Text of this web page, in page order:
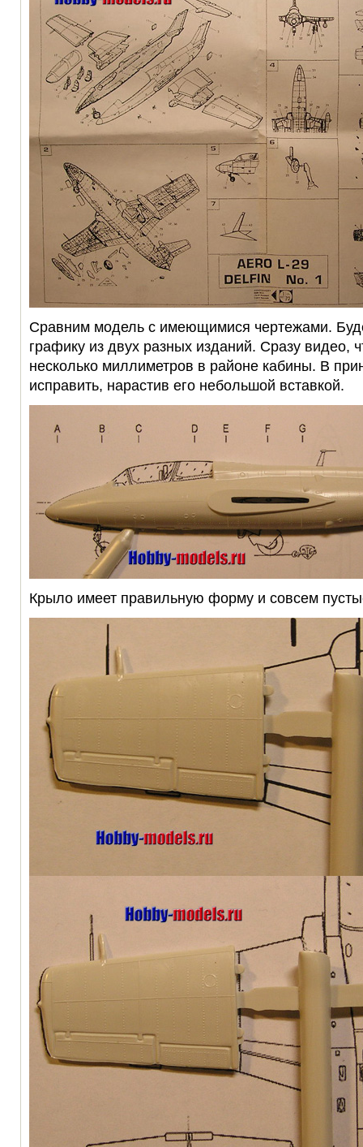
Сравним модель с имеющимися чертежами.
графику из двух разных изданий. Сразу видео,
несколько миллиметров в районе кабины. В
исправить, нарастив его небольшой вставкой.
Крыло имеет правильную форму и совсем